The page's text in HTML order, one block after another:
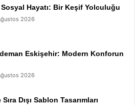
Hayatı: Bir Keşif Yolculuğu
2026
Eskişehir: Modern Konforun
2026
Dışı Sablon Tasarımları